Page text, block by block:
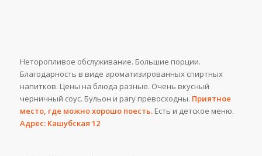
Неторопливое обслуживание. Большие порции.
Благодарность в виде ароматизированных спиртных
напитков. Цены на блюда разные. Очень вкусный
черничный соус. Бульон и рагу превосходны. Приятное
место, где можно хорошо поесть.Есть и детское меню.
Адрес: Кашубская 12